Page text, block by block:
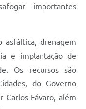
importantes
asfáltica, drenagem
e implantação de
Os recursos são
do Governo
Carlos Fávaro, além